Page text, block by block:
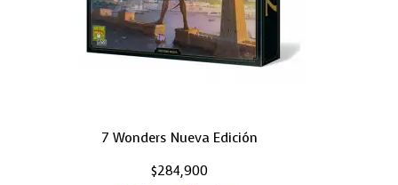
7 Wonders Nueva Edición
$284,900